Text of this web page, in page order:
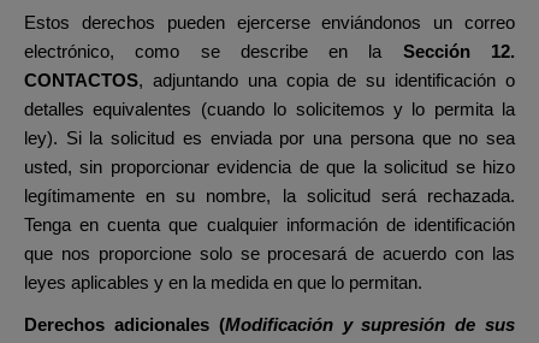
Estos derechos pueden ejercerse enviándonos un correo
electrónico, como se describe en la Sección 12.
CONTACTOS, adjuntando una copia de su identificación o
detalles equivalentes (cuando lo solicitemos y lo permita la
ley). Si la solicitud es enviada por una persona que no sea
usted, sin proporcionar evidencia de que la solicitud se hizo
legítimamente en su nombre, la solicitud será rechazada.
Tenga en cuenta que cualquier información de identificación
que nos proporcione solo se procesará de acuerdo con las
leyes aplicables y en la medida en que lo permitan.
Derechos adicionales (Modificación y supresión de sus